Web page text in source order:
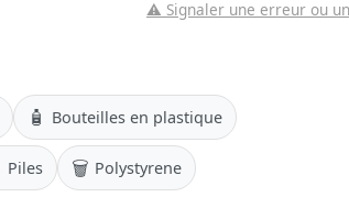
⚠️ Signaler une erreur ou
🧴 Bouteilles en plastique
Piles 🗑️ Polystyrene